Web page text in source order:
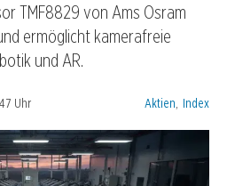
TMF8829 von Ams Osram
ermöglicht kamerafreie
und AR.
Uhr Kategorien:
Aktien Index